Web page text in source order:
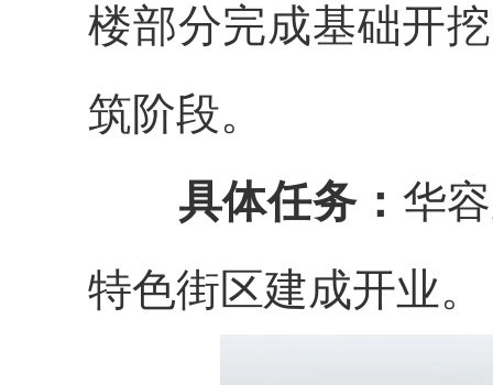
楼部分完成基础开
筑阶段。
具体任务： 华
特色街区建成开业。